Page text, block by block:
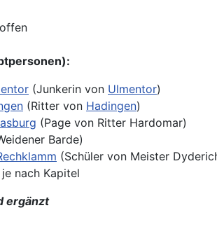
(Junkerin von Ulmentor)
(Ritter von Hadingen)
(Page von Ritter Hardomar)
Barde)
(Schüler von Meister
nach Kapitel
ergänzt